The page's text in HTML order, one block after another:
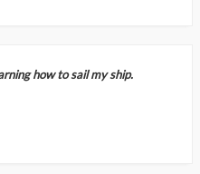
how to sail my ship.